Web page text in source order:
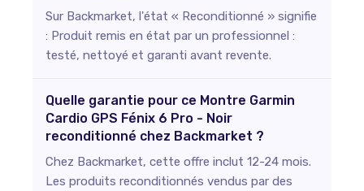
Sur Backmarket, l'état « Reconditionné » signifie
: Produit remis en état par un professionnel :
testé, nettoyé et garanti avant revente.
Quelle garantie pour ce Montre Garmin
Cardio GPS Fénix 6 Pro - Noir
reconditionné chez Backmarket ?
Chez Backmarket, cette offre inclut 12-24 mois.
Les produits reconditionnés vendus par des